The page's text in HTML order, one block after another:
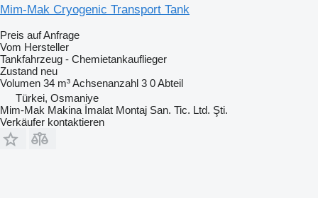
Mim-Mak Cryogenic Transport Tank
Preis auf Anfrage
Vom Hersteller
Tankfahrzeug - Chemietankauflieger
Zustand neu
Volumen 34 m³Achsenanzahl 3 0 Abteil
Türkei, Osmaniye
Mim-Mak Makina İmalat Montaj San. Tic. Ltd. Şti.
Verkäufer kontaktieren